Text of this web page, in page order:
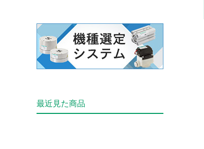
最近見た商品